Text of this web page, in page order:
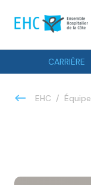
CARRIÈRE
EHC Équipe